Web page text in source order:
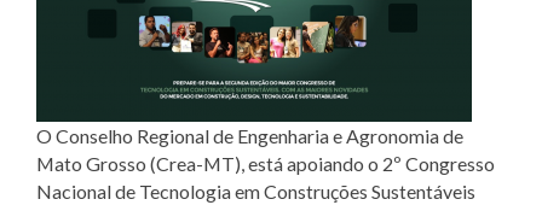
O Conselho Regional de Engenharia e Agronomia de
Mato Grosso (Crea-MT), está apoiando o 2º Congresso
Nacional de Tecnologia em Construções Sustentáveis